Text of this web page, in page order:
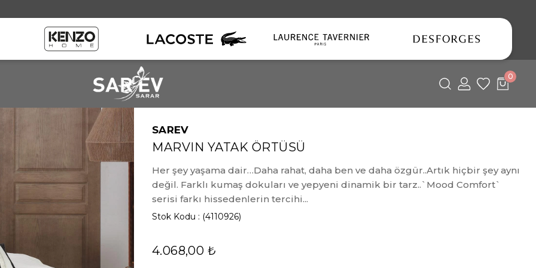
0
SAREV
MARVIN YATAK ÖRTÜSÜ
Her şey yaşama dair…Daha rahat, daha ben ve daha özgür..Artık hiçbir şey aynı
değil. Farklı kumaş dokuları ve yepyeni dinamik bir tarz..`Mood Comfort`
serisi farkı hissedenlerin tercihi...
Stok Kodu (4110926)
4.068,00 ₺